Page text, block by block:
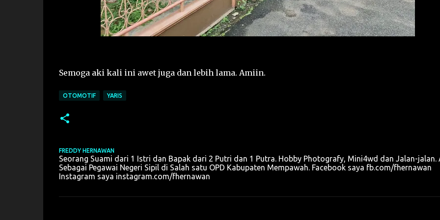
Semoga aki kali ini awet juga dan lebih lama. Amiin.
OTOMOTIF YARIS
FREDDY HERNAWAN
Seorang Suami dari 1 Istri dan Bapak dari 2 Putri dan 1 Putra. Hobby Photografy, Mini4wd dan Jalan-jalan.
Sebagai Pegawai Negeri Sipil di Salah satu OPD Kabupaten Mempawah. Facebook saya fb.com/fhernawan
Instagram saya instagram.com/fhernawan